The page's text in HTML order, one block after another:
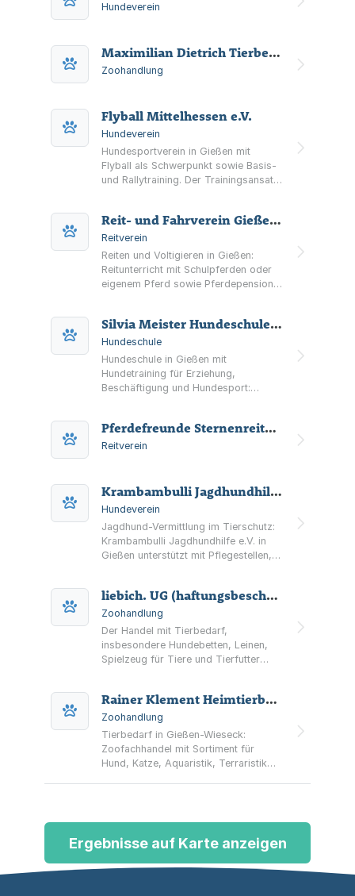
Hundeverein
Maximilian Dietrich Tierbedarf
Zoohandlung
Flyball Mittelhessen e.V.
Hundeverein
Hundesportverein in Gießen mit
Flyball als Schwerpunkt sowie Basis-
und Rallytraining. Der Trainingsansatz
Reit- und Fahrverein Gießen e. V.
Reitverein
Reiten und Voltigieren in Gießen:
Reitunterricht mit Schulpferden oder
eigenem Pferd sowie Pferdepension
Silvia Meister Hundeschule Hundemeister
Hundeschule
Hundeschule in Gießen mit
Hundetraining für Erziehung,
Beschäftigung und Hundesport:
wie Welpenkurs, Junghundegruppe
und Longieren.
Pferdefreunde Sternenreiter Gießen e.V.
Reitverein
Krambambulli Jagdhundhilfe e.V.
Hundeverein
Jagdhund-Vermittlung im Tierschutz:
Krambambulli Jagdhundhilfe e.V. in
Gießen unterstützt mit Pflegestellen,
Patenschaften und
Fördermitgliedschaft.
liebich. UG (haftungsbeschränkt)
Zoohandlung
Der Handel mit Tierbedarf,
insbesondere Hundebetten, Leinen,
Spielzeug für Tiere und Tierfutter
Online-Marketing.
Rainer Klement Heimtierbedarf "Das Zooparadies"
Zoohandlung
Tierbedarf in Gießen-Wieseck:
Zoofachhandel mit Sortiment für
Hund, Katze, Aquaristik, Terraristik
Ergebnisse auf Karte anzeigen